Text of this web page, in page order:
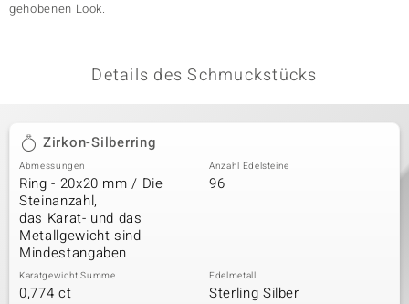
gehobenen Look.
Details des Schmuckstücks
Zirkon-Silberring
Abmessungen
Ring - 20x20 mm / Die
Steinanzahl,
das Karat- und das
Metallgewicht sind
Mindestangaben
Anzahl Edelsteine
96
Karatgewicht Summe
0,774 ct
Edelmetall
Sterling Silber